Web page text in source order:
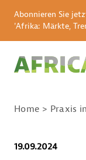
Abonnieren Sie
'Afrika: Märkte,
Home Praxis
19.09.2024